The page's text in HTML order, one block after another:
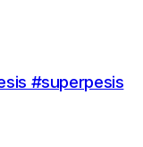
#superpesis